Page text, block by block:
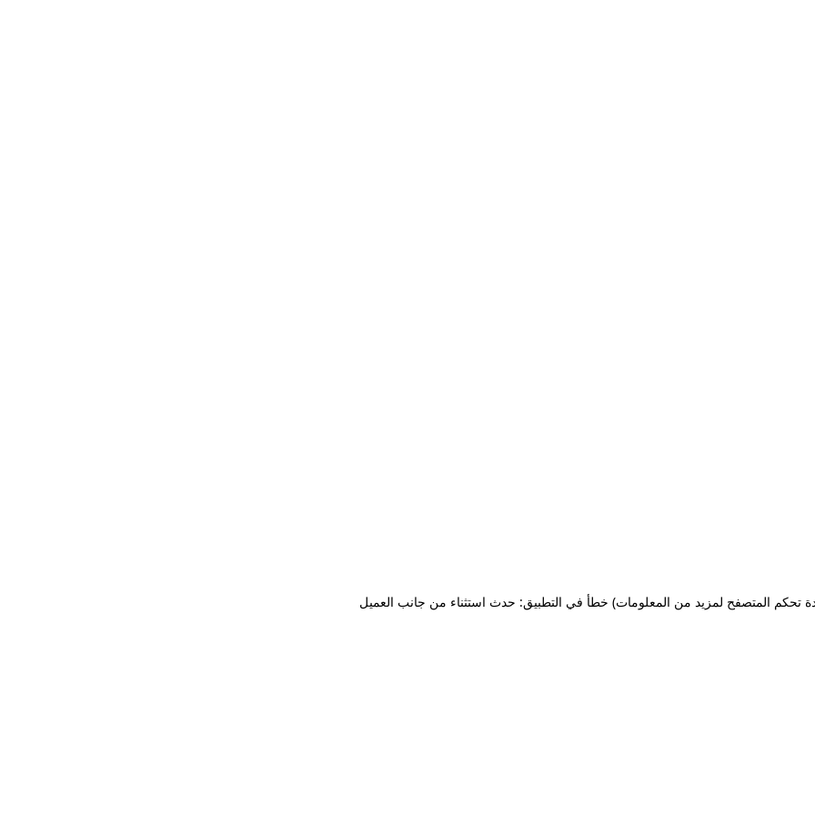
خطأ في التطبيق: حدث استثناء من جانب العميل تحكم المتصفح لمزيد من المعلومات)